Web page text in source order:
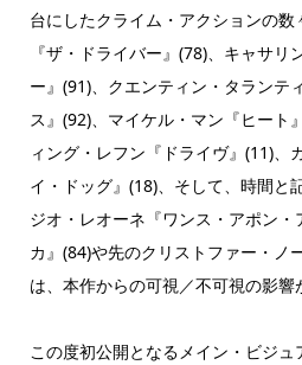
台にしたクライム・アクションの
『ザ・ドライバー』(78)、キャサ
ー』(91)、クエンティン・タランテ
ス』(92)、マイケル・マン『ヒート
ィング・レフン『ドライヴ』(11)、
イ・ドッグ』(18)、そして、時間と
ジオ・レオーネ『ワンス・アポン・
カ』(84)や先のクリストファー・ノ
は、本作からの可視／不可視の影響
この度初公開となるメイン・ビジ